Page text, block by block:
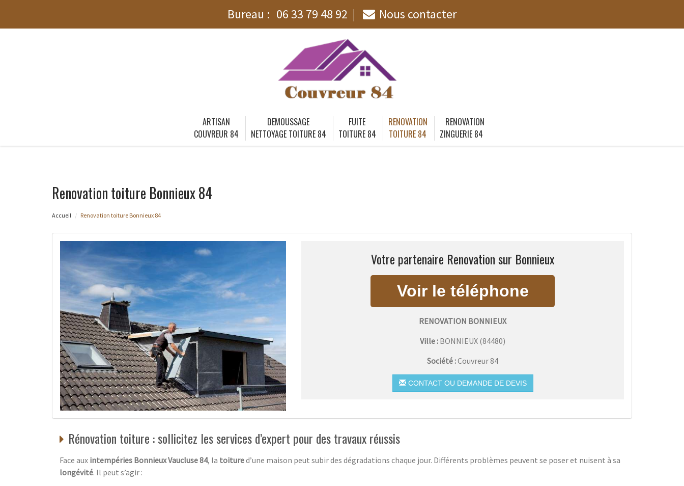
Bureau : 06 33 79 48 92 Nous contacter
ARTISAN
COUVREUR 84
DEMOUSSAGE
NETTOYAGE TOITURE 84
FUITE
TOITURE 84
RENOVATION
TOITURE 84
RENOVATION
ZINGUERIE 84
Renovation toiture Bonnieux 84
Accueil Renovation toiture Bonnieux 84
Votre partenaire Renovation sur Bonnieux
RENOVATION BONNIEUX
Ville : BONNIEUX (84480)
Société :Couvreur 84
CONTACT OU DEMANDE DE DEVIS
Rénovation toiture : sollicitez les services d’expert pour des travaux réussis
Face aux intempéries Bonnieux Vaucluse 84, la toitured’une maison peut subir des dégradations chaque jour. Différents problèmes peuvent se poser et nuisent à sa
longévité. Il peut s’agir :